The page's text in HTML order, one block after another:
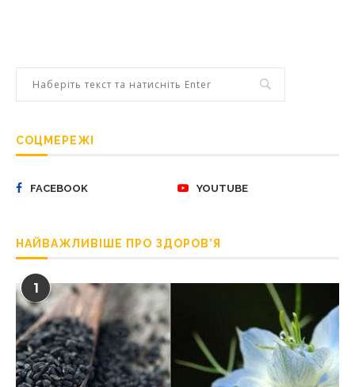
СОЦМЕРЕЖІ
FACEBOOK YOUTUBE
НАЙВАЖЛИВІШЕ ПРО ЗДОРОВ’Я
1